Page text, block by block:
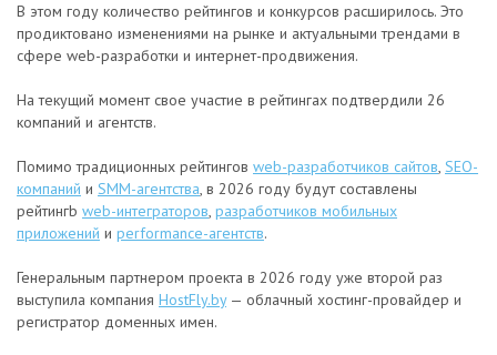
В этом году количество рейтингов и конкурсов расширилось. Это
продиктовано изменениями на рынке и актуальными трендами в
сфере web-разработки и интернет-продвижения.
На текущий момент свое участие в рейтингах подтвердили 26
компаний и агентств.
Помимо традиционных рейтингов web-разработчиков сайтов, SEO-
компаний и SMM-агентства, в 2026 году будут составлены
рейтингb web-интеграторов, разработчиков мобильных
приложений и performance-агентств.
Генеральным партнером проекта в 2026 году уже второй раз
выступила компания HostFly.by— облачный хостинг-провайдер и
регистратор доменных имен.